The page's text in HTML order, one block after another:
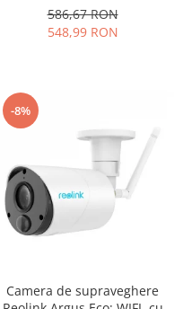
PTZ, WIFI, Auto Tracking,
detectare persoana/vehicul,
vedere nocturna color,
586,67 RON
548,99 RON
-8%
Camera de supraveghere